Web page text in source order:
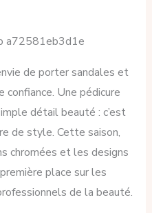
de porter sandales et
Une pédicure
détail beauté : c’est
de style. Cette saison,
chromées et les designs
place sur les
de la beauté.